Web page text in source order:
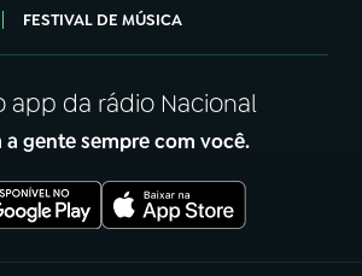
FESTIVAL DE MÚSICA
app da rádio Nacional
a gente sempre com você.